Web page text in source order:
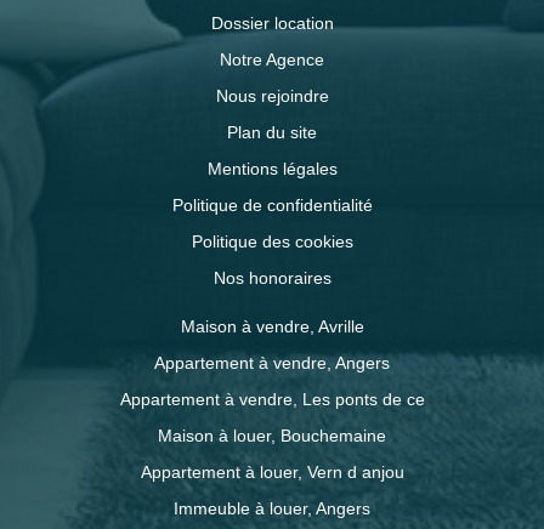
Dossier location
Notre Agence
Nous rejoindre
Plan du site
Mentions légales
Politique de confidentialité
Politique des cookies
Nos honoraires
Maison à vendre, Avrille
Appartement à vendre, Angers
Appartement à vendre, Les ponts de ce
Maison à louer, Bouchemaine
Appartement à louer, Vern d anjou
Immeuble à louer, Angers